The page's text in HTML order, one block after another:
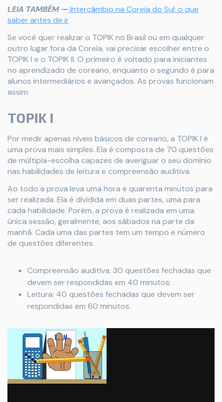
LEIA TAMBÉM —Intercâmbio na Coreia do Sul: o que
saber antes de ir
Se você quer realizar o TOPIK no Brasil ou em qualquer
outro lugar fora da Coreia, vai precisar escolher entre o
TOPIK I e o TOPIK II. O primeiro é voltado para iniciantes
no aprendizado de coreano, enquanto o segundo é para
alunos intermediários e avançados. As provas funcionam
assim:
TOPIK I
Por medir apenas níveis básicos de coreano, a TOPIK I é
uma prova mais simples. Ela é composta de 70 questões
de múltipla-escolha capazes de averiguar o seu domínio
nas habilidades de leitura e compreensão auditiva.
Ao todo a prova leva uma hora e quarenta minutos para
ser realizada. Ela é dividida em duas partes, uma para
cada habilidade. Porém, a prova é realizada em uma
única sessão, geralmente, aos sábados na parte da
manhã. Cada uma das partes tem um tempo e número
de questões diferentes.
Compreensão auditiva: 30 questões fechadas que
devem ser respondidas em 40 minutos;
Leitura: 40 questões fechadas que devem ser
respondidas em 60 minutos.